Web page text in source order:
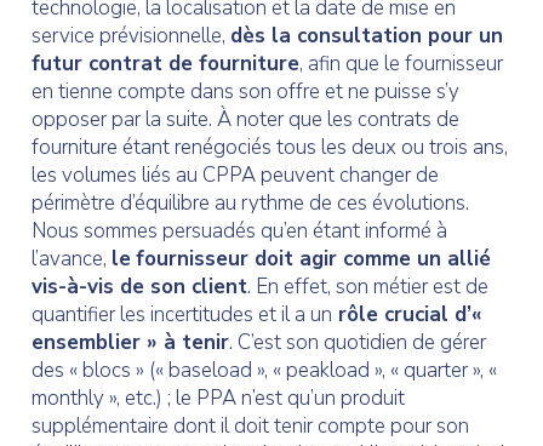
technologie, la localisation et la date de mise en
service prévisionnelle, dès la consultation pour un
futur contrat de fourniture, afin que le fournisseur
en tienne compte dans son offre et ne puisse s’y
opposer par la suite. À noter que les contrats de
fourniture étant renégociés tous les deux ou trois ans,
les volumes liés au CPPA peuvent changer de
périmètre d’équilibre au rythme de ces évolutions.
Nous sommes persuadés qu’en étant informé à
l’avance, lefournisseur doit agir comme un allié
vis-à-vis de son client. En effet, son métier est de
quantifier les incertitudes et il a un rôle crucial d’«
ensemblier » à tenir. C’est son quotidien de gérer
des « blocs » (« baseload », « peakload », « quarter », «
monthly », etc.) ; le PPA n’est qu’un produit
supplémentaire dont il doit tenir compte pour son